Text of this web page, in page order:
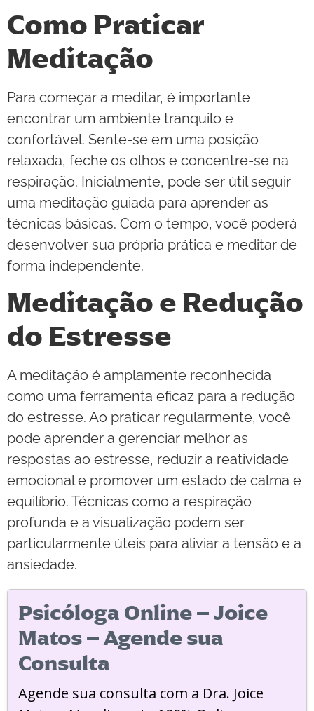
Como Praticar
Meditação
Para começar a meditar, é importante
encontrar um ambiente tranquilo e
confortável. Sente-se em uma posição
relaxada, feche os olhos e concentre-se na
respiração. Inicialmente, pode ser útil seguir
uma meditação guiada para aprender as
técnicas básicas. Com o tempo, você poderá
desenvolver sua própria prática e meditar de
forma independente.
Meditação e Redução
do Estresse
A meditação é amplamente reconhecida
como uma ferramenta eficaz para a redução
do estresse. Ao praticar regularmente, você
pode aprender a gerenciar melhor as
respostas ao estresse, reduzir a reatividade
emocional e promover um estado de calma e
equilíbrio. Técnicas como a respiração
profunda e a visualização podem ser
particularmente úteis para aliviar a tensão e a
ansiedade.
Psicóloga Online – Joice
Matos – Agende sua
Consulta
Agende sua consulta com a Dra. Joice